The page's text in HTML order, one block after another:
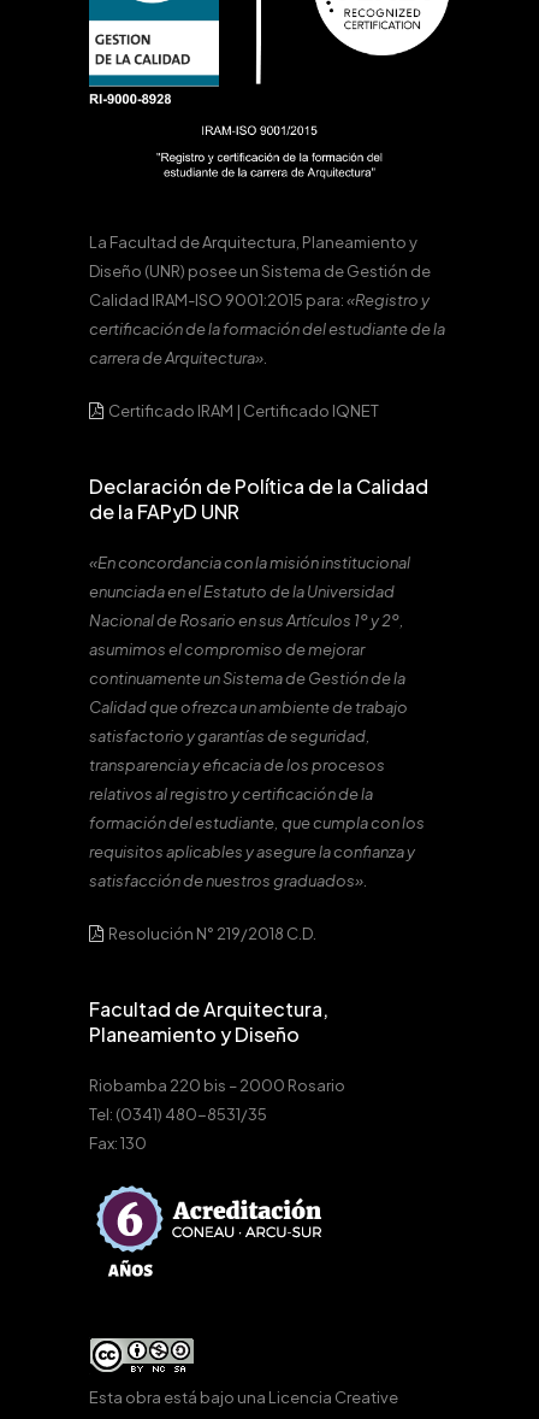
La Facultad de Arquitectura, Planeamiento y
Diseño (UNR) posee un Sistema de Gestión de
Calidad IRAM-ISO 9001:2015 para:«Registro y
certificación de la formación del estudiante de la
carrera de Arquitectura».
Certificado IRAM | Certificado IQNET
Declaración de Política de la Calidad
de la FAPyD UNR
«En concordancia con la misión institucional
enunciada en el Estatuto de la Universidad
Nacional de Rosario en sus Artículos 1º y 2º,
asumimos el compromiso de mejorar
continuamente un Sistema de Gestión de la
Calidad que ofrezca un ambiente de trabajo
satisfactorio y garantías de seguridad,
transparencia y eficacia de los procesos
relativos al registro y certificación de la
formación del estudiante, que cumpla con los
requisitos aplicables y asegure la confianza y
satisfacción de nuestros graduados».
Resolución N° 219/2018 C.D.
Facultad de Arquitectura,
Planeamiento y Diseño
Riobamba 220 bis – 2000 Rosario
Tel: (0341) 480-8531/35
Fax: 130
Esta obra está bajo una Licencia Creative